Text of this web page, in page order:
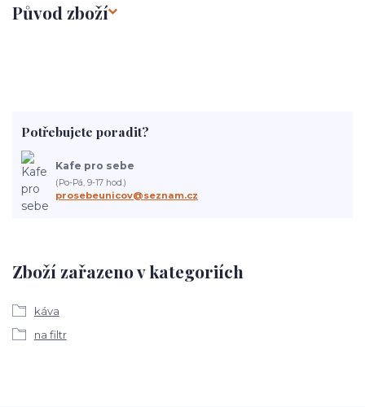
Původ zboží
Zboží zařazeno v kategoriích
káva
na filtr
Potřebujete poradit?
Kafe pro sebe
(Po-Pá, 9-17 hod.)
prosebeunicov@seznam.cz